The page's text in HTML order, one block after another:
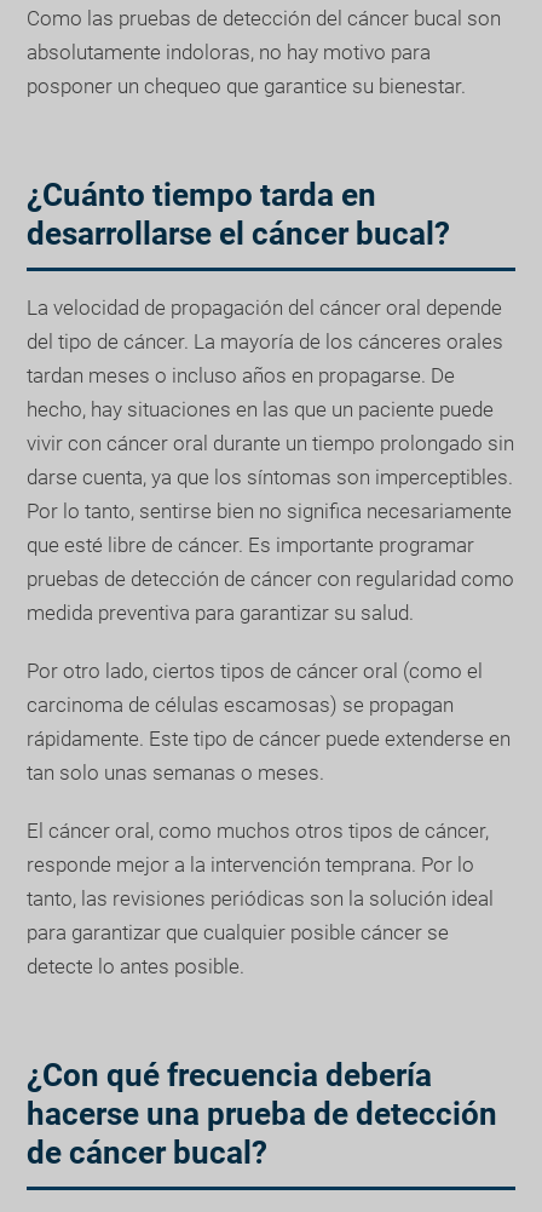
Como las pruebas de detección del cáncer bucal son
absolutamente indoloras, no hay motivo para
posponer un chequeo que garantice su bienestar.
¿Cuánto tiempo tarda en
desarrollarse el cáncer bucal?
La velocidad de propagación del cáncer oral depende
del tipo de cáncer. La mayoría de los cánceres orales
tardan meses o incluso años en propagarse. De
hecho, hay situaciones en las que un paciente puede
vivir con cáncer oral durante un tiempo prolongado sin
darse cuenta, ya que los síntomas son imperceptibles.
Por lo tanto, sentirse bien no significa necesariamente
que esté libre de cáncer. Es importante programar
pruebas de detección de cáncer con regularidad como
medida preventiva para garantizar su salud.
Por otro lado, ciertos tipos de cáncer oral (como el
carcinoma de células escamosas) se propagan
rápidamente. Este tipo de cáncer puede extenderse en
tan solo unas semanas o meses.
El cáncer oral, como muchos otros tipos de cáncer,
responde mejor a la intervención temprana. Por lo
tanto, las revisiones periódicas son la solución ideal
para garantizar que cualquier posible cáncer se
detecte lo antes posible.
¿Con qué frecuencia debería
hacerse una prueba de detección
de cáncer bucal?